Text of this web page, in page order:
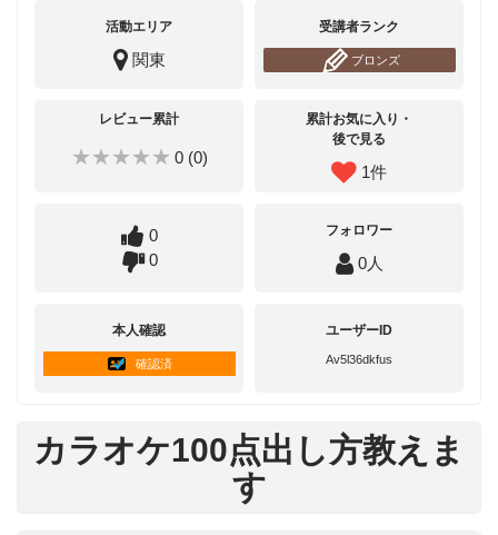
活動エリア
関東
受講者ランク
ブロンズ
レビュー累計
★★★★★ 0 (0)
累計お気に入り・
後で見る
1件
0
0
フォロワー
0人
本人確認
確認済
ユーザーID
Av5l36dkfus
カラオケ100点出し方教えま
す